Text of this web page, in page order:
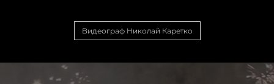
Видеограф Николай Каретко